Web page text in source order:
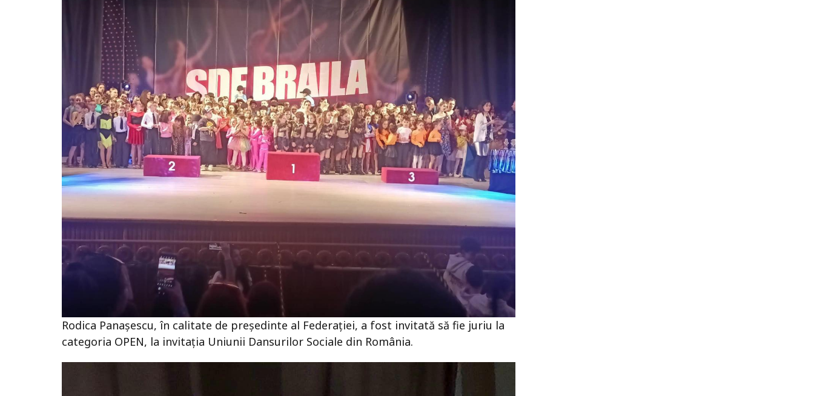
Rodica Panașescu, în calitate de președinte al Federației, a fost invitată să fie juriu la
categoria OPEN, la invitația Uniunii Dansurilor Sociale din România.